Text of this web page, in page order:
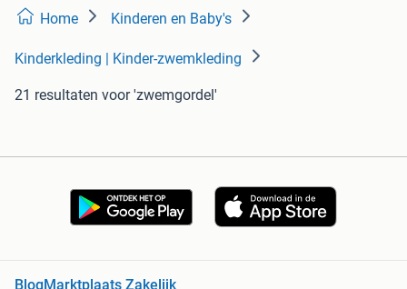
Home Kinderen en Baby's
Kinderkleding | Kinder-zwemkleding
21 resultaten voor 'zwemgordel'
BlogMarktplaats Zakelijk